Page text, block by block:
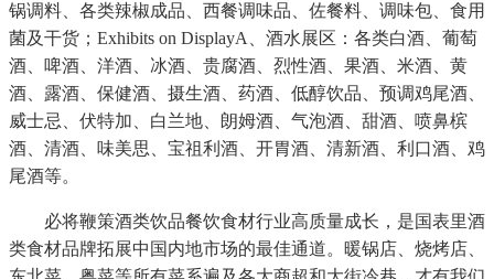
锅调料、各类辣椒成品、西餐调味品、佐餐料、调味包、食用
菌及干货；Exhibits on DisplayA、酒水展区：各类白酒、葡萄
酒、啤酒、洋酒、冰酒、贵腐酒、烈性酒、果酒、米酒、黄
酒、露酒、保健酒、摄生酒、药酒、低醇饮品、预调鸡尾酒、
威士忌、伏特加、白兰地、朗姆酒、气泡酒、甜酒、喷鼻槟
酒、清酒、味美思、宝祖利酒、开胃酒、清新酒、利口酒、鸡
尾酒等。
必将鞭策酒类饮品餐饮食材行业高质量成长，是国表里酒
类食材品牌拓展中国内地市场的最佳通道。暖锅店、烧烤店、